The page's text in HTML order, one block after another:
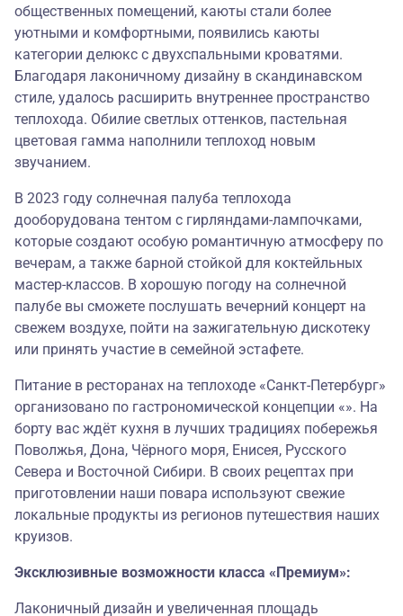
общественных помещений, каюты стали более
уютными и комфортными, появились каюты
категории делюкс с двухспальными кроватями.
Благодаря лаконичному дизайну в скандинавском
стиле, удалось расширить внутреннее пространство
теплохода. Обилие светлых оттенков, пастельная
цветовая гамма наполнили теплоход новым
звучанием.
В 2023 году солнечная палуба теплохода
дооборудована тентом с гирляндами-лампочками,
которые создают особую романтичную атмосферу по
вечерам, а также барной стойкой для коктейльных
мастер-классов. В хорошую погоду на солнечной
палубе вы сможете послушать вечерний концерт на
свежем воздухе, пойти на зажигательную дискотеку
или принять участие в семейной эстафете.
Питание в ресторанах на теплоходе «Санкт-Петербург»
организовано по гастрономической концепции «». На
борту вас ждёт кухня в лучших традициях побережья
Поволжья, Дона, Чёрного моря, Енисея, Русского
Севера и Восточной Сибири. В своих рецептах при
приготовлении наши повара используют свежие
локальные продукты из регионов путешествия наших
круизов.
Эксклюзивные возможности класса «Премиум»:
Лаконичный дизайн и увеличенная площадь